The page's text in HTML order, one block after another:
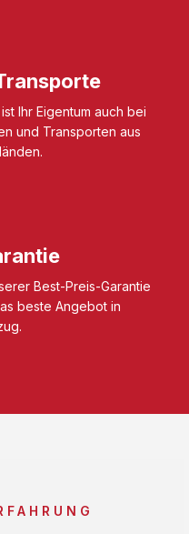
Ihr Eigentum auch bei
und Transporten aus
Best-Preis-Garantie
beste Angebot in